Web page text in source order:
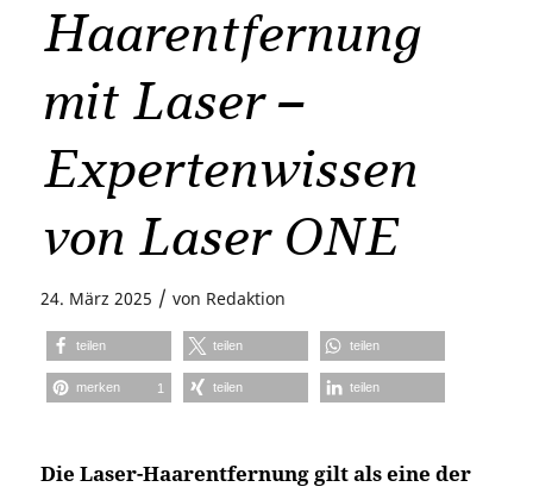
Haarentfernung
mit Laser –
Expertenwissen
von Laser ONE
24. März 2025 / von Redaktion
teilen teilen teilen
merken 1 teilen teilen
Die Laser-Haarentfernung gilt als eine der